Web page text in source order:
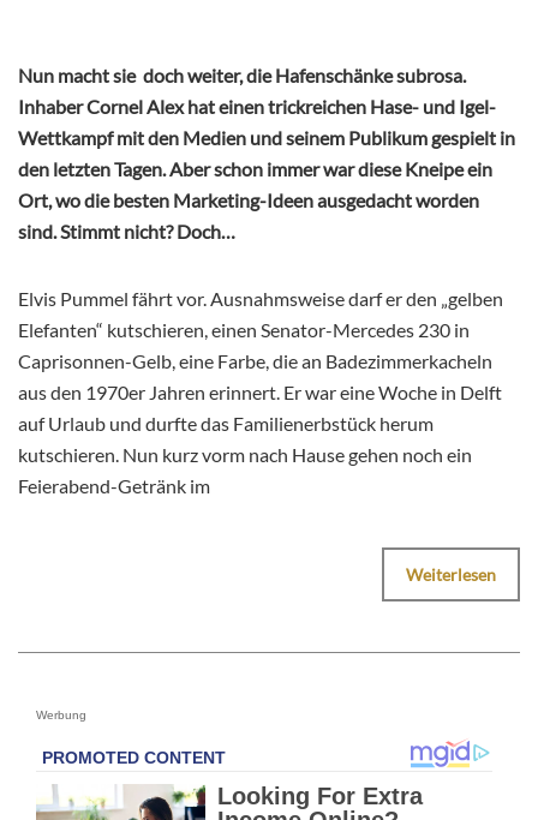
Nun macht sie doch weiter, die Hafenschänke subrosa.
Inhaber Cornel Alex hat einen trickreichen Hase- und Igel-
Wettkampf mit den Medien und seinem Publikum gespielt in
den letzten Tagen. Aber schon immer war diese Kneipe ein
Ort, wo die besten Marketing-Ideen ausgedacht worden
sind. Stimmt nicht? Doch…
Elvis Pummel fährt vor. Ausnahmsweise darf er den „gelben
Elefanten“ kutschieren, einen Senator-Mercedes 230 in
Caprisonnen-Gelb, eine Farbe, die an Badezimmerkacheln
aus den 1970er Jahren erinnert. Er war eine Woche in Delft
auf Urlaub und durfte das Familienerbstück herum
kutschieren. Nun kurz vorm nach Hause gehen noch ein
Feierabend-Getränk im
Weiterlesen
Werbung